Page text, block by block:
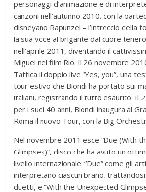
personaggi d’animazione e di
canzoni nell’autunno 2010, con la
disneyano Rapunzel – l’intreccio della
la sua voce al brigante dal cuore
nell’aprile 2011, diventando il
Miguel nel film Rio. Il 26 novembre
Tattica il doppio live “Yes, you”, una
tour estivo che Biondi ha portato sui
italiani, registrando il tutto esaurito. Il
per i suoi 40 anni, Biondi inaugura al
Roma il nuovo Tour, con la Big
Nel novembre 2011 esce “Due (With
Glimpses)”, disco che ha avuto un
livello internazionale: “Due” come gli
interpretano ciascun brano, trattandosi
duetti, e “With the Unexpected